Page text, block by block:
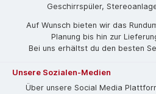
Geschirrspüler,
Auf Wunsch bieten wir das
Planung bis hin zur
Bei uns erhältst du den besten
Unsere Sozialen-Medien
Über unsere Social Media